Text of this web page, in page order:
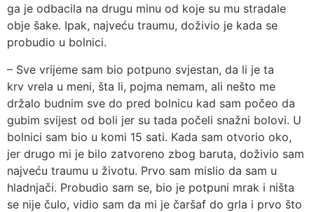
ga je odbacila na drugu minu od koje su mu stradale
obje šake. Ipak, najveću traumu, doživio je kada se
probudio u bolnici.
– Sve vrijeme sam bio potpuno svjestan, da li je ta
krv vrela u meni, šta li, pojma nemam, ali nešto me
držalo budnim sve do pred bolnicu kad sam počeo da
gubim svijest od boli jer su tada počeli snažni bolovi. U
bolnici sam bio u komi 15 sati. Kada sam otvorio oko,
jer drugo mi je bilo zatvoreno zbog baruta, doživio sam
najveću traumu u životu. Prvo sam mislio da sam u
hladnjači. Probudio sam se, bio je potpuni mrak i ništa
se nije čulo, vidio sam da mi je čaršaf do grla i prvo što